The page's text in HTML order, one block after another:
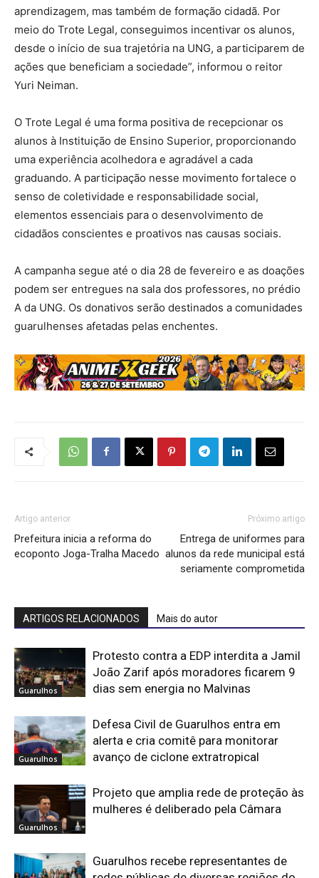
aprendizagem, mas também de formação cidadã. Por
meio do Trote Legal, conseguimos incentivar os alunos,
desde o início de sua trajetória na UNG, a participarem de
ações que beneficiam a sociedade”, informou o reitor
Yuri Neiman.
O Trote Legal é uma forma positiva de recepcionar os
alunos à Instituição de Ensino Superior, proporcionando
uma experiência acolhedora e agradável a cada
graduando. A participação nesse movimento fortalece o
senso de coletividade e responsabilidade social,
elementos essenciais para o desenvolvimento de
cidadãos conscientes e proativos nas causas sociais.
A campanha segue até o dia 28 de fevereiro e as doações
podem ser entregues na sala dos professores, no prédio
A da UNG. Os donativos serão destinados a comunidades
guarulhenses afetadas pelas enchentes.
Artigo anterior
Prefeitura inicia a reforma do
ecoponto Joga-Tralha Macedo
Próximo artigo
Entrega de uniformes para
alunos da rede municipal está
seriamente comprometida
ARTIGOS RELACIONADOS Mais do autor
Guarulhos
Protesto contra a EDP interdita a Jamil
João Zarif após moradores ficarem 9
dias sem energia no Malvinas
Guarulhos
Defesa Civil de Guarulhos entra em
alerta e cria comitê para monitorar
avanço de ciclone extratropical
Guarulhos
Projeto que amplia rede de proteção às
mulheres é deliberado pela Câmara
Guarulhos recebe representantes de